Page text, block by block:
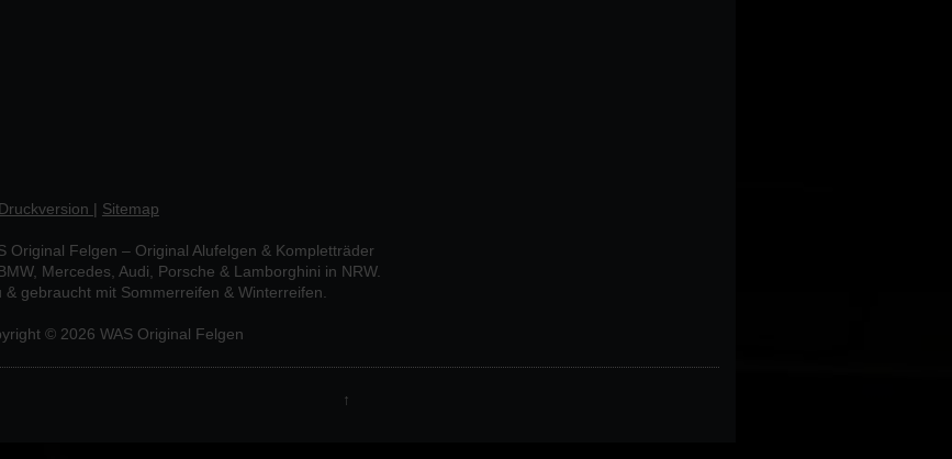
Druckversion | Sitemap
Original Felgen – Original Alufelgen & Kompletträder
Mercedes, Audi, Porsche & Lamborghini in NRW.
& gebraucht mit Sommerreifen & Winterreifen.
© 2026 WAS Original Felgen
↑